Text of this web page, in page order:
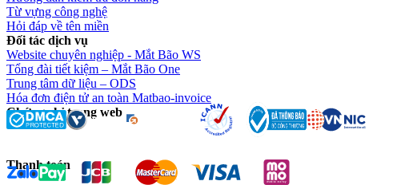
Từ vựng công nghệ
Hỏi đáp về tên miền
Đối tác dịch vụ
Website chuyên nghiệp - Mắt Bão WS
Tổng đài tiết kiệm – Mắt Bão One
Trung tâm dữ liệu – ODS
Hóa đơn điện tử an toàn Matbao-invoice
Chứng chỉ trang web
Thanh toán